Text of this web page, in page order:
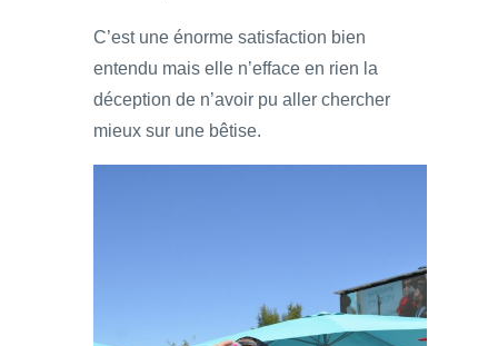
C’est une énorme satisfaction bien
entendu mais elle n’efface en rien la
déception de n’avoir pu aller chercher
mieux sur une bêtise.